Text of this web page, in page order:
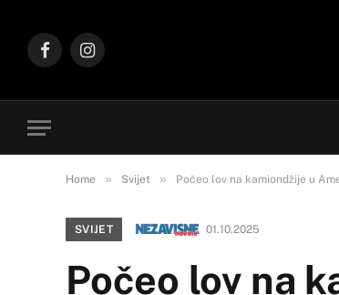
FacebookInstagram
Home » Svijet » Počeo lov na kamiondžije u
SVIJET 01.10.2025
Počeo lov na